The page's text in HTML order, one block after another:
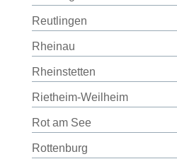
Reutlingen
Rheinau
Rheinstetten
Rietheim-Weilheim
Rot am See
Rottenburg